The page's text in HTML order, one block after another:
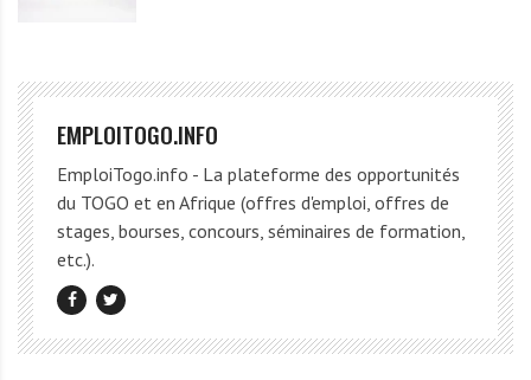
EMPLOITOGO.INFO
EmploiTogo.info - La plateforme des opportunités
du TOGO et en Afrique (offres d'emploi, offres de
stages, bourses, concours, séminaires de formation,
etc.).